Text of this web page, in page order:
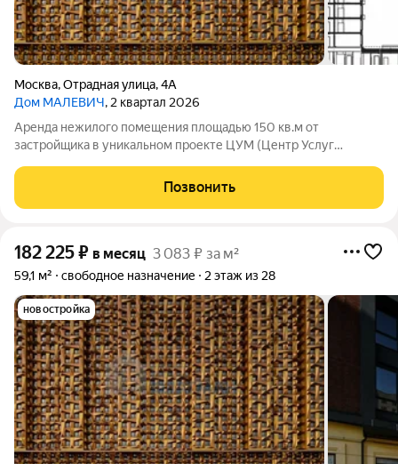
Москва,Отрадная улица,4А
Дом МАЛЕВИЧ, 2 квартал 2026
Аренда нежилого помещения площадью 150 кв.м от
застройщика в уникальном проекте ЦУМ (Центр Услуг
кластер услуг, интегрированный в жилое пространство Дома
«МАЛЕВИЧ», который находится в сердце
Позвонить
182 225₽ в месяц 3 083 ₽ за м²
59,1 м² свободное назначение 2 этаж из 28
новостройка